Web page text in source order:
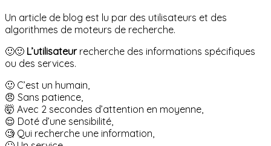
Un article de blog est lu par des utilisateurs et des
algorithmes de moteurs de recherche.
🙂🙂 L’utilisateurrecherche des informations spécifiques
ou des services.
🙂 C’est un humain,
😠 Sans patience,
🤯 Avec 2 secondes d’attention en moyenne,
😌 Doté d’une sensibilité,
🧐 Qui recherche une information,